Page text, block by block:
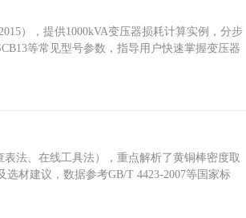
），提供1000kVA变压器损耗计算实例，分步
等常见型号参数，指导用户快速掌握变压器
法、在线工具法），重点解析了黄铜棒密度取
材建议，数据参考GB/T 4423-2007等国家标